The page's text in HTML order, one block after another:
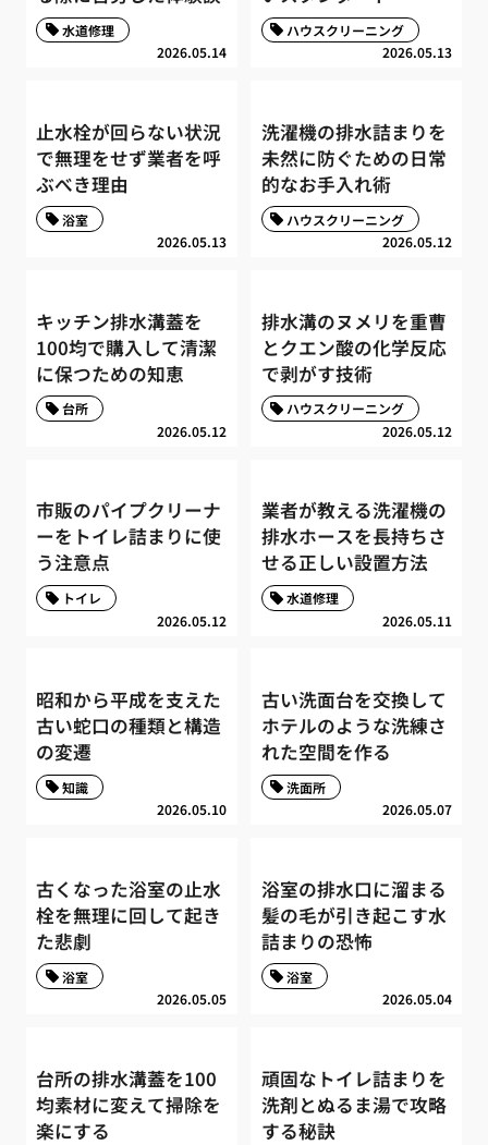
2026.05.14
水道修理
2026.05.13
ハウスクリーニング
止水栓が回らない状況
で無理をせず業者を呼
ぶべき理由
2026.05.13
浴室
洗濯機の排水詰まりを
未然に防ぐための日常
的なお手入れ術
2026.05.12
ハウスクリーニング
キッチン排水溝蓋を
100均で購入して清潔
に保つための知恵
2026.05.12
台所
排水溝のヌメリを重曹
とクエン酸の化学反応
で剥がす技術
2026.05.12
ハウスクリーニング
市販のパイプクリーナ
ーをトイレ詰まりに使
う注意点
2026.05.12
トイレ
業者が教える洗濯機の
排水ホースを長持ちさ
せる正しい設置方法
2026.05.11
水道修理
昭和から平成を支えた
古い蛇口の種類と構造
の変遷
2026.05.10
知識
古い洗面台を交換して
ホテルのような洗練さ
れた空間を作る
2026.05.07
洗面所
古くなった浴室の止水
栓を無理に回して起き
た悲劇
2026.05.05
浴室
浴室の排水口に溜まる
髪の毛が引き起こす水
詰まりの恐怖
2026.05.04
浴室
台所の排水溝蓋を100
均素材に変えて掃除を
楽にする
頑固なトイレ詰まりを
洗剤とぬるま湯で攻略
する秘訣